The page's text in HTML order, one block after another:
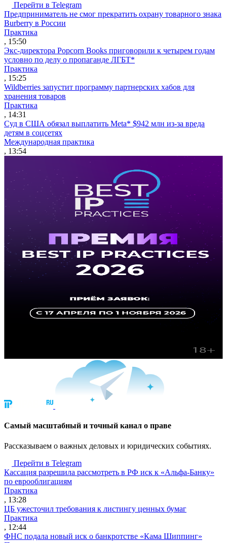
Перейти в Telegram
Предприниматель не смог прекратить охрану товарного знака
Burberry в России
Практика
, 15:50
Экс-директора Popcorn Books приговорили к четырем годам
условно по делу о пропаганде ЛГБТ*
Практика
, 15:25
Wildberries запустит программу партнерских хабов для
хранения товаров
Практика
, 14:31
Суд в США обязал выплатить Meta* $942 млн из-за вреда
детям в соцсетях
Международная практика
, 13:54
Cамый масштабный и точный канал о праве
Рассказываем о важных деловых и юридических событиях.
Перейти в Telegram
Кассация разрешила рассмотреть в РФ иск к «Альфа-Банку»
по еврооблигациям
Практика
, 13:28
ЦБ ужесточил требования к листингу ценных бумаг
Практика
, 12:44
ФНС подала новый иск о банкротстве «Кама Шиппинг»